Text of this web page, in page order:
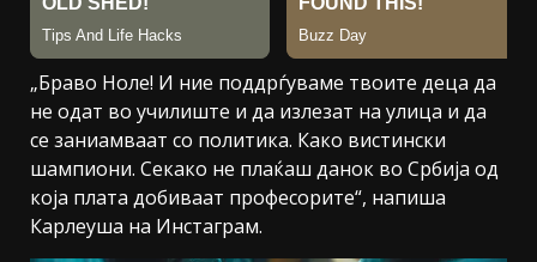
„Браво Ноле! И ние поддрѓуваме твоите деца да
не одат во училиште и да излезат на улица и да
се заниамваат со политика. Како вистински
шампиони. Секако не плаќаш данок во Србија од
која плата добиваат професорите“, напиша
Карлеуша на Инстаграм.